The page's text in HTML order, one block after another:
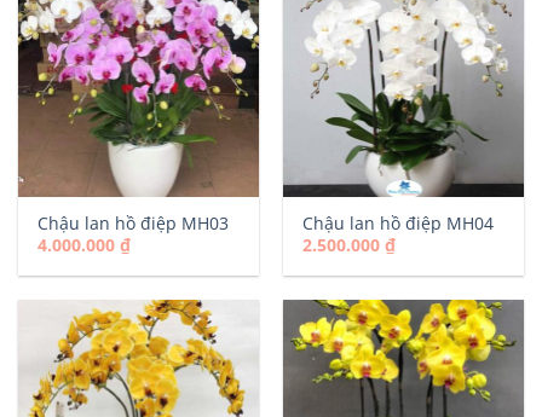
Chậu lan hồ điệp MH03
4.000.000₫
Chậu lan hồ điệp MH04
2.500.000₫